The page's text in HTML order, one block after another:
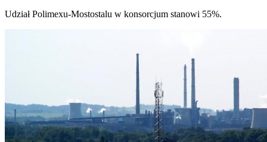
Udział Polimexu-Mostostalu w konsorcjum stanowi 55%.